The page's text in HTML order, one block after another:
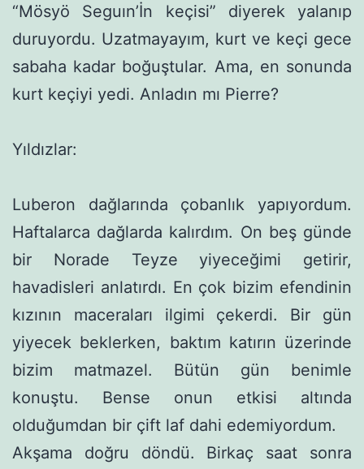
“Mösyö Seguın’İn keçisi” diyerek yalanıp
duruyordu. Uzatmayayım, kurt ve keçi gece
sabaha kadar boğuştular. Ama, en sonunda
kurt ke­çiyi yedi. Anladın mı Pierre?
Yıldızlar:
Luberon dağlarında çobanlık yapıyordum.
Haftalarca dağ­larda kalırdım. On beş günde
bir Norade Teyze yiyeceğimi getirir,
havadisleri anlatırdı. En çok bizim efendinin
kızının maceraları ilgimi çekerdi. Bir gün
yiyecek beklerken, baktım katırın üzerinde
bizim matmazel. Bütün gün benimle
konuştu. Bense onun etkisi altında
olduğumdan bir çift laf dahi edemiyordum.
Akşama doğru döndü. Birkaç saat sonra